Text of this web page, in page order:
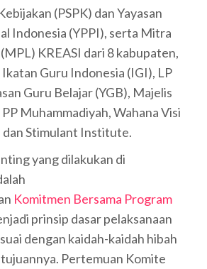
(PSPK) dan Yayasan
Indonesia (YPPI), serta Mitra
KREASI dari 8 kabupaten,
Guru Indonesia (IGI), LP
Guru Belajar (YGB), Majelis
Muhammadiyah, Wahana Visi
Stimulant Institute.
yang dilakukan di
Komitmen Bersama Program
prinsip dasar pelaksanaan
dengan kaidah-kaidah hibah
Pertemuan Komite